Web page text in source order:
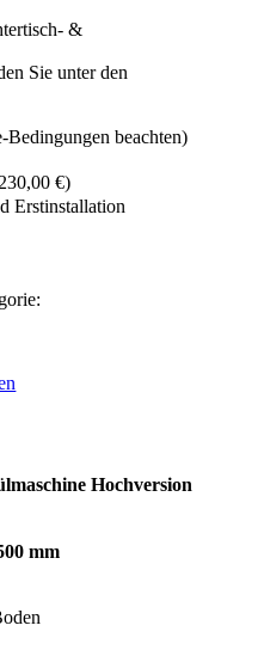
&
Sie unter den
Bedingungen beachten)
230,00€)
Erstinstallation
Hochversion
mm